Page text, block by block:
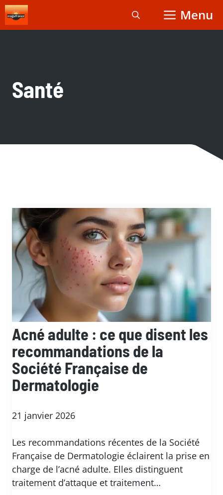
Aller
au
contenu
Menu
Santé
Acné adulte : ce que disent les
recommandations de la
Société Française de
Dermatologie
21 janvier 2026
Les recommandations récentes de la Société
Française de Dermatologie éclairent la prise en
charge de l’acné adulte. Elles distinguent
traitement d’attaque et traitement…